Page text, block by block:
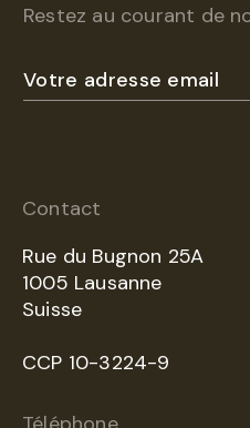
Restez au courant de
Contact
Rue du Bugnon 25A
1005 Lausanne
Suisse
CCP 10-3224-9